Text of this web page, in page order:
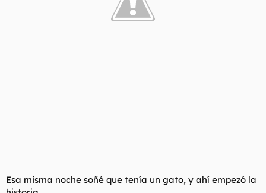
Esa misma noche soñé que tenía un gato, y ahí empezó la